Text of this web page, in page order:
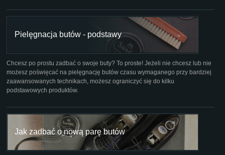
Pielęgnacja butów - podstawy
Chcesz po prostu zadbać o swoje buty? To proste! Jeżeli nie chcesz lub nie
możesz poświęcać na pielęgnację butów czasu wymaganego przy bardziej
zaawansowanych technikach, możesz ograniczyć się do kilku
podstawowych produktów.
Jak zadbać o nową parę butów